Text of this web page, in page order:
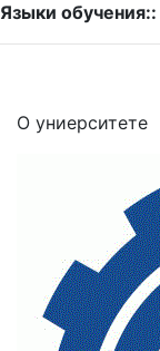
Языки обучения::
О униерситете